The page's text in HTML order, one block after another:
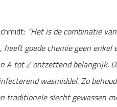
“Het is de combinatie
goede chemie geen
A tot Z ontzettend belangrijk.
wasmiddel. Zo
traditionele slecht gewassen